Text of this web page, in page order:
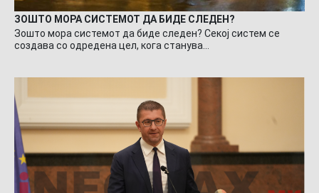
ЗОШТО МОРА СИСТЕМОТ ДА БИДЕ СЛЕДЕН?
Зошто мора системот да биде следен? Секој систем се
создава со одредена цел, кога станува…